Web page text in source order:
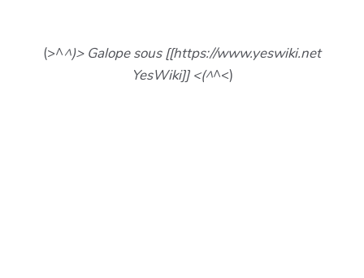
(>^^)> Galope sous [[https://www.yeswiki.net
YesWiki]] <(^^<)